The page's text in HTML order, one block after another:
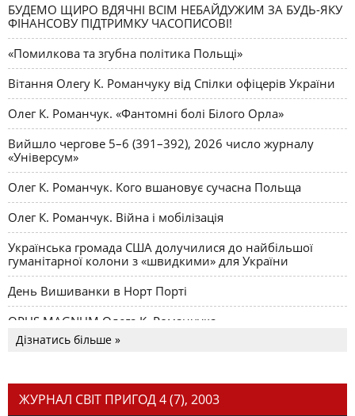
БУДЕМО ЩИРО ВДЯЧНІ ВСІМ НЕБАЙДУЖИМ ЗА БУДЬ-ЯКУ
ФІНАНСОВУ ПІДТРИМКУ ЧАСОПИСОВІ!
«Помилкова та згубна політика Польщі»
Вітання Олегу К. Романчуку від Спілки офіцерів України
Олег К. Романчук. «Фантомні болі Білого Орла»
Вийшло чергове 5–6 (391–392), 2026 число журналу
«Універсум»
Олег К. Романчук. Кого вшановує сучасна Польща
Олег К. Романчук. Війна і мобілізація
Українська громада США долучилися до найбільшої
гуманітарної колони з «швидкими» для України
День Вишиванки в Норт Порті
OPUS MAGNUM Олега К. Романчука
Дізнатись більше »
ЖУРНАЛ СВІТ ПРИГОД 4 (7), 2003